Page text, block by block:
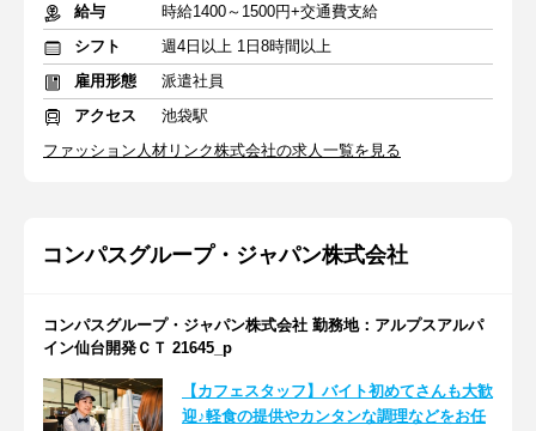
給与
時給1400～1500円+交通費支給
シフト
週4日以上 1日8時間以上
雇用形態
派遣社員
アクセス
池袋駅
ファッション人材リンク株式会社の求人一覧を見る
コンパスグループ・ジャパン株式会社
コンパスグループ・ジャパン株式会社 勤務地：アルプスアルパ
イン仙台開発ＣＴ 21645_p
【カフェスタッフ】バイト初めてさんも大歓
迎♪軽食の提供やカンタンな調理などをお任